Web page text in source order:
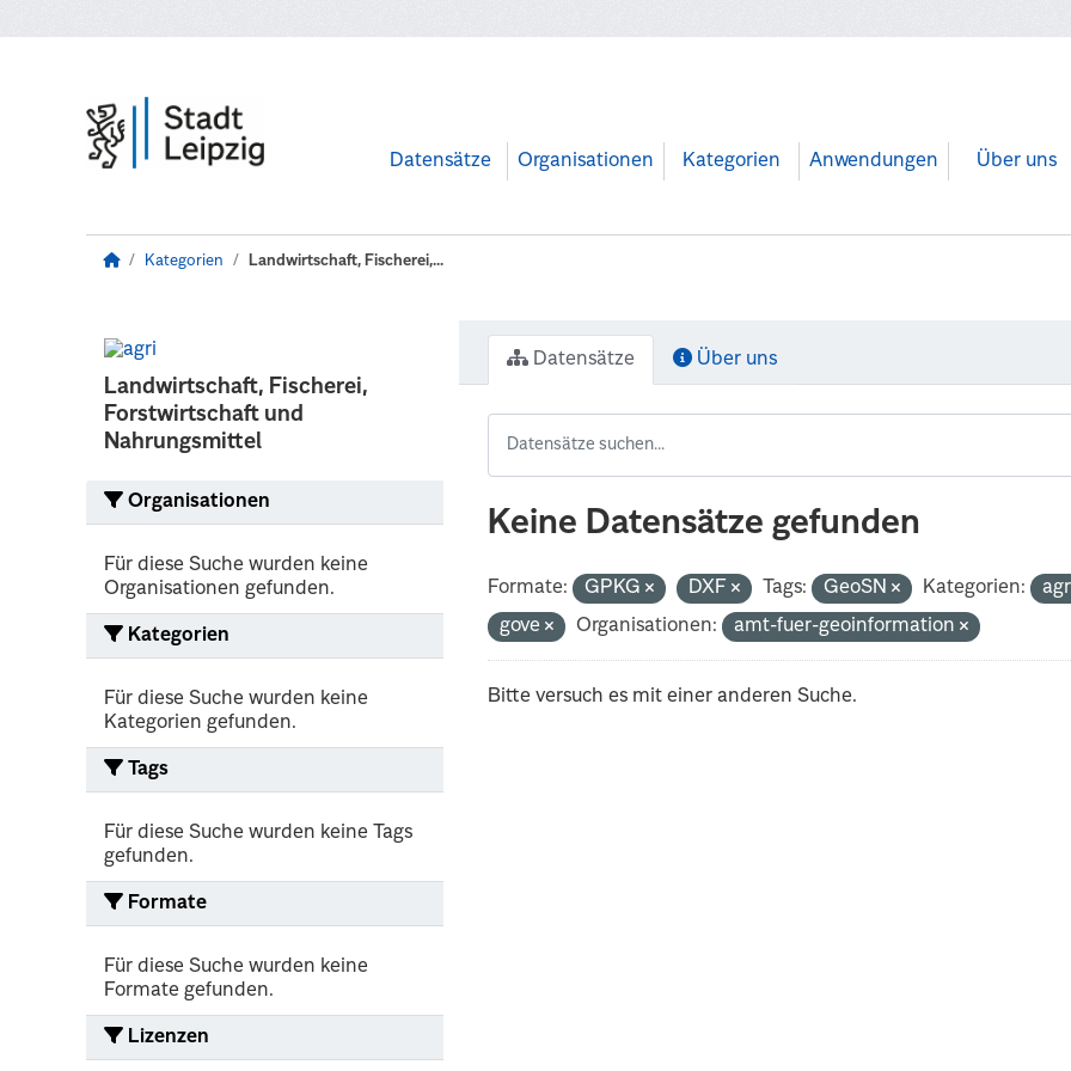
Datensätze Organisationen Kategorien Anwendungen Über uns
Kategorien Landwirtschaft, Fischerei,...
Landwirtschaft, Fischerei,
Forstwirtschaft und
Nahrungsmittel
Organisationen
Für diese Suche wurden keine
Organisationen gefunden.
Kategorien
Für diese Suche wurden keine
Kategorien gefunden.
Tags
Für diese Suche wurden keine Tags
gefunden.
Formate
Für diese Suche wurden keine
Formate gefunden.
Lizenzen
Datensätze Über uns
Keine Datensätze gefunden
Formate: GPKG DXF Tags: GeoSN Kategorien:
gove
Organisationen: amt-fuer-geoinformation
Bitte versuch es mit einer anderen Suche.